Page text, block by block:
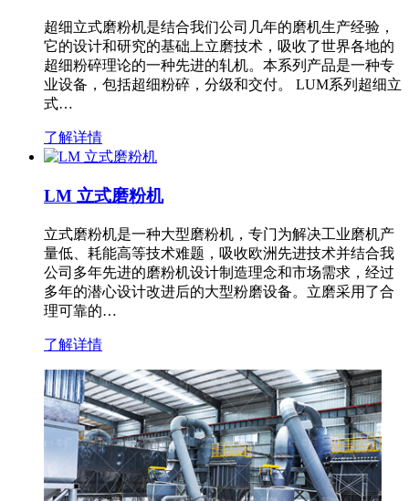
超细立式磨粉机是结合我们公司几年的磨机生产经验，
它的设计和研究的基础上立磨技术，吸收了世界各地的
超细粉碎理论的一种先进的轧机。本系列产品是一种专
业设备，包括超细粉碎，分级和交付。 LUM系列超细立
式…
了解详情
LM 立式磨粉机
立式磨粉机是一种大型磨粉机，专门为解决工业磨机产
量低、耗能高等技术难题，吸收欧洲先进技术并结合我
公司多年先进的磨粉机设计制造理念和市场需求，经过
多年的潜心设计改进后的大型粉磨设备。立磨采用了合
理可靠的…
了解详情